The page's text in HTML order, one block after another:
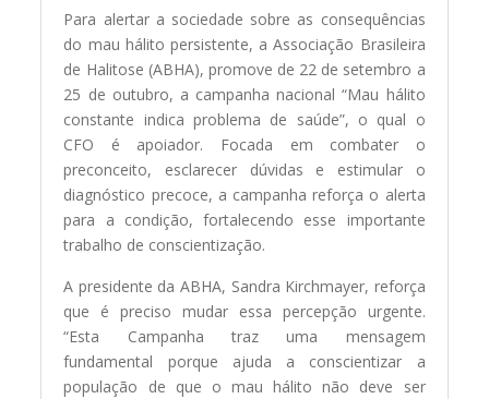
Para alertar a sociedade sobre as consequências
do mau hálito persistente, a Associação Brasileira
de Halitose (ABHA), promove de 22 de setembro a
25 de outubro, a campanha nacional “Mau hálito
constante indica problema de saúde”, o qual o
CFO é apoiador. Focada em combater o
preconceito, esclarecer dúvidas e estimular o
diagnóstico precoce, a campanha reforça o alerta
para a condição, fortalecendo esse importante
trabalho de conscientização.
A presidente da ABHA, Sandra Kirchmayer, reforça
que é preciso mudar essa percepção urgente.
“Esta Campanha traz uma mensagem
fundamental porque ajuda a conscientizar a
população de que o mau hálito não deve ser